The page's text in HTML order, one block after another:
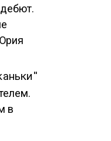
в